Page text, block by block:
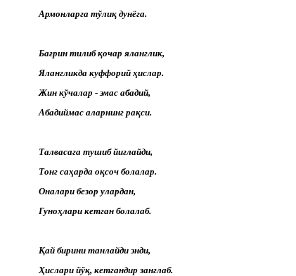
Армонларга тўлиқ дунёга.
Бағрин тилиб қочар яланглик,
Ялангликда куффорий ҳислар.
Жин кўчалар - эмас абадий,
Абадиймас аларнинг рақси.
Талвасага тушиб йиғлайди,
Тонг саҳарда оқсоч болалар.
Оналари безор улардан,
Гуноҳлари кетган болалаб.
Қай бирини танлайди энди,
Ҳислари йўқ, кетгандир занглаб.